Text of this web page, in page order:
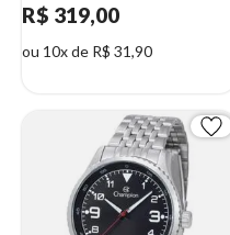
R$ 319,00
ou 10x de R$ 31,90